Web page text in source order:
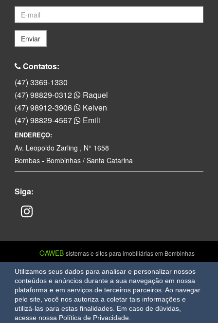
Utilizamos seus dados para analisar e personalizar nossos
conteúdos e anúncios durante a sua navegação em nossa
plataforma e em serviços de terceiros parceiros. Ao navegar
pelo site, você nos autoriza a coletar tais informações e
utilizá-las para estas finalidades. Em caso de dúvidas,
acesse nossa Política de Privacidade.
Enviar
Contatos:
(47) 3369-1330
(47) 98829-0312
Raquel
(47) 98912-3906
Kelven
(47) 98829-4567
Emili
ENDEREÇO:
Av. Leopoldo Zarling , N° 1658
Bombas - Bombinhas / Santa Catarina
Siga:
OAWEB sistemas e sites para imobiliárias em Bombinhas